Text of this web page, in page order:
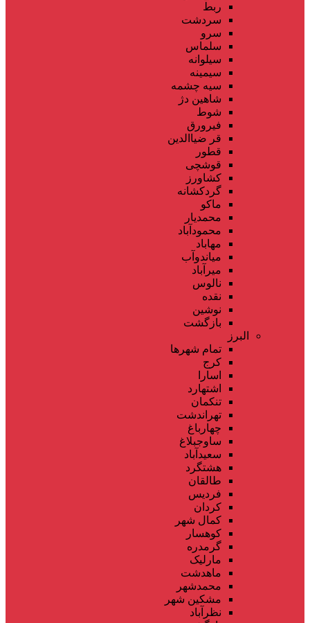
ربط
سردشت
سرو
سلماس
سیلوانه
سیمینه
سیه چشمه
شاهین دژ
شوط
فیرورق
قر ضیاالدین
قطور
قوشچی
کشاورز
گردکشانه
ماکو
محمدیار
محمودآباد
مهاباد
میاندوآب
میرآباد
نالوس
نقده
نوشین
بازگشت
البرز
تمام شهر‌ها
کرج
اسارا
اشتهارد
تنکمان
تهراندشت
چهارباغ
ساوجبلاغ
سعیدآباد
هشتگرد
طالقان
فردیس
کردان
کمال شهر
کوهسار
گرمدره
مارلیک
ماهدشت
محمدشهر
مشکین شهر
نظرآباد